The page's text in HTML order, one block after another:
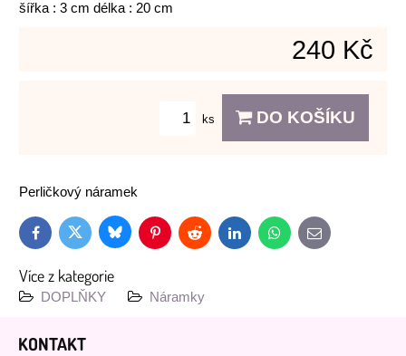
šířka : 3 cm délka : 20 cm
240 Kč
ks DO KOŠÍKU
Perličkový náramek
FacebookTwitter BlueskyPinterestReddit LinkedInWhatsApp
E-
mail
Více z kategorie
DOPLŇKY Náramky
KONTAKT